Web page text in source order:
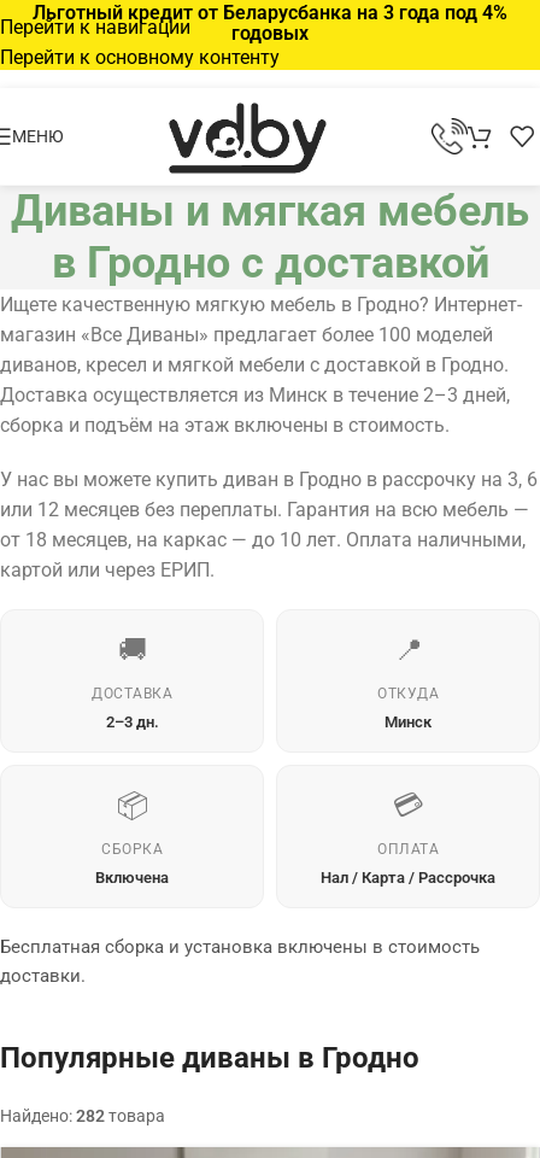
Перейти к навигации
Перейти к основному контенту
Льготный кредит от Беларусбанка на 3 года под 4%
годовых
МЕНЮ
Диваны и мягкая мебель
в Гродно с доставкой
Ищете качественную мягкую мебель в Гродно? Интернет-
магазин «Все Диваны» предлагает более 100 моделей
диванов, кресел и мягкой мебели с доставкой в Гродно.
Доставка осуществляется из Минск в течение 2–3 дней,
сборка и подъём на этаж включены в стоимость.
У нас вы можете купить диван в Гродно в рассрочку на 3, 6
или 12 месяцев без переплаты. Гарантия на всю мебель —
от 18 месяцев, на каркас — до 10 лет. Оплата наличными,
картой или через ЕРИП.
🚚
ДОСТАВКА
2–3 дн.
📍
ОТКУДА
Минск
📦
СБОРКА
Включена
💳
ОПЛАТА
Нал / Карта / Рассрочка
Бесплатная сборка и установка включены в стоимость
доставки.
Популярные диваны в Гродно
Найдено:282товара